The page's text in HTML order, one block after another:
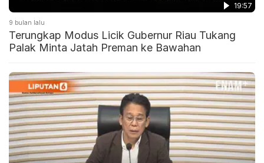
19:57
9 bulan lalu
Terungkap Modus Licik Gubernur Riau Tukang
Palak Minta Jatah Preman ke Bawahan